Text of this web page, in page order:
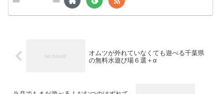
オムツが外れていなくても遊べる千葉県
の無料水遊び場６選＋α